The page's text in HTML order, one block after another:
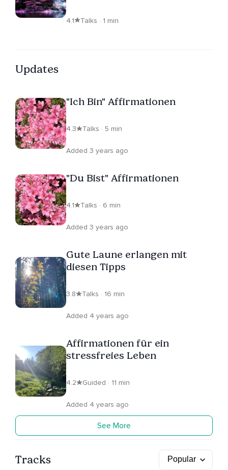
4.1 Talks · 1 min
Updates
"Ich Bin" Affirmationen
4.3 Talks · 5 min
Added 3 years ago
"Du Bist" Affirmationen
4.1 Talks · 6 min
Added 3 years ago
Gute Laune erlangen mit
diesen Tipps
3.8 Talks · 16 min
Added 4 years ago
Affirmationen für ein
stressfreies Leben
4.2 Guided · 11 min
Added 4 years ago
See More
Tracks